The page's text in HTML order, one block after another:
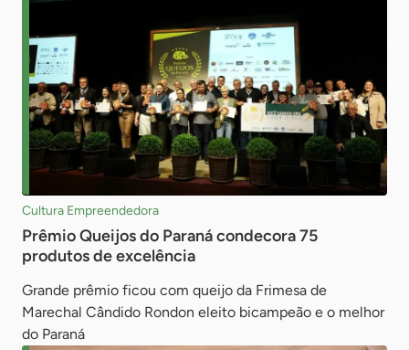
Cultura Empreendedora
Prêmio Queijos do Paraná condecora 75
produtos de excelência
Grande prêmio ficou com queijo da Frimesa de
Marechal Cândido Rondon eleito bicampeão e o melhor
do Paraná